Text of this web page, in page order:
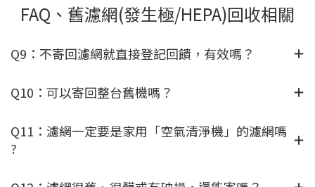
FAQ、舊濾網(發生極/HEPA)回收相關
Q9：不寄回濾網就直接登記回饋，有效嗎？
Q10：可以寄回整台舊機嗎？
Q11：濾網一定要是家用「空氣清淨機」的濾網嗎
?